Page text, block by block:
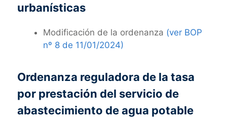
urbanísticas
Modificación de la ordenanza (ver BOP
nº 8 de 11/01/2024)
Ordenanza reguladora de la tasa
por prestación del servicio de
abastecimiento de agua potable